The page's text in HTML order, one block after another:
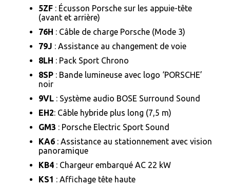
5ZF : Écusson Porsche sur les appuie-tête
(avant et arrière)
76H : Câble de charge Porsche (Mode 3)
79J : Assistance au changement de voie
8LH : Pack Sport Chrono
8SP : Bande lumineuse avec logo ‘PORSCHE’
noir
9VL : Système audio BOSE Surround Sound
EH2: Câble hybride plus long (7,5 m)
GM3 : Porsche Electric Sport Sound
KA6 : Assistance au stationnement avec vision
panoramique
KB4 : Chargeur embarqué AC 22 kW
KS1 : Affichage tête haute